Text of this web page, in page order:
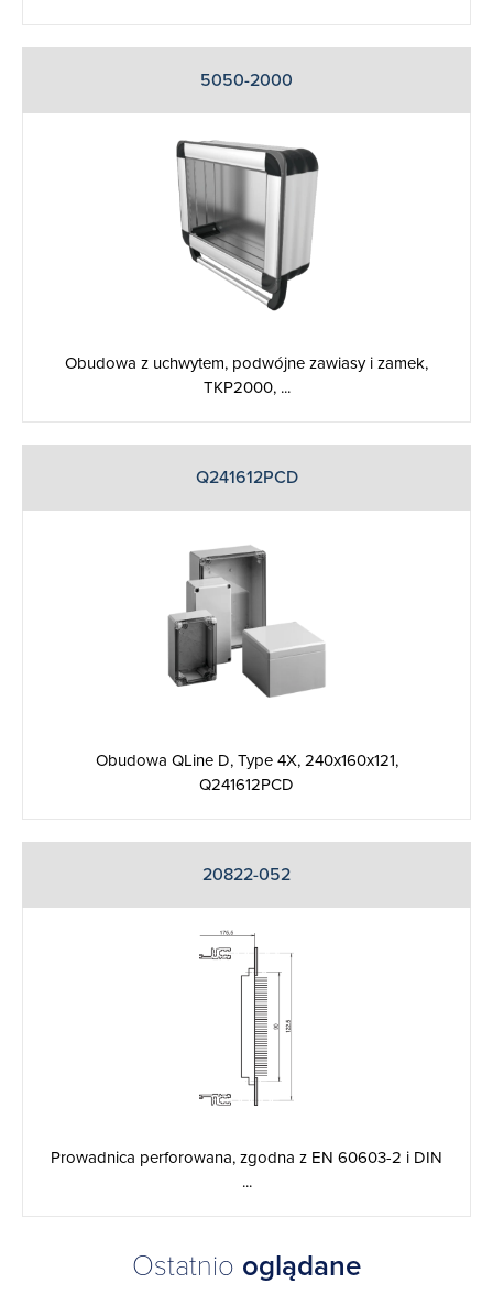
5050-2000
Obudowa z uchwytem, podwójne zawiasy i zamek,
TKP2000, ...
Q241612PCD
Obudowa QLine D, Type 4X, 240x160x121,
Q241612PCD
20822-052
Prowadnica perforowana, zgodna z EN 60603-2 i DIN
...
Ostatnio oglądane